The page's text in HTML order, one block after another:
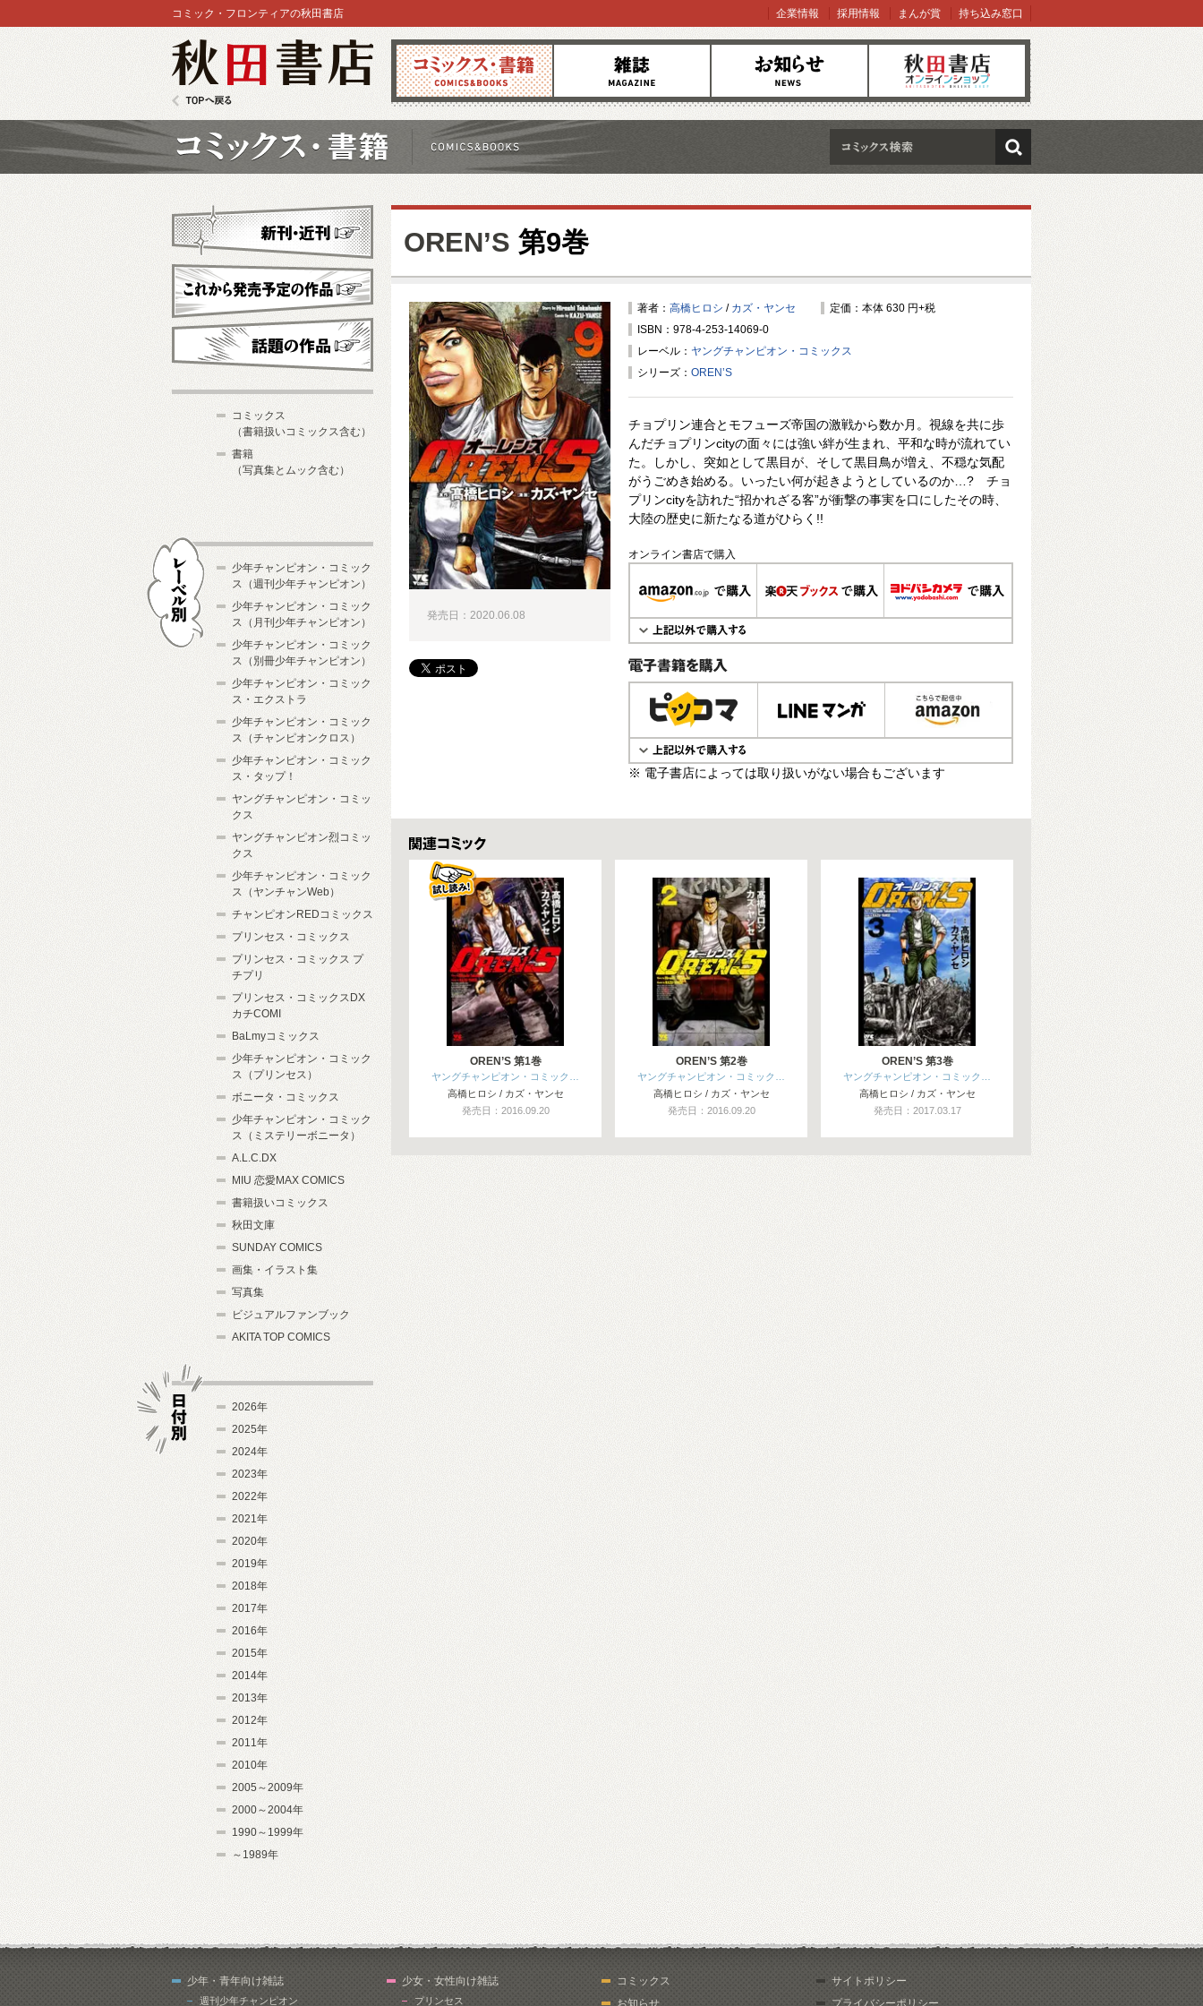
コミックス 雑誌 お知らせ オンラインショップ
コミック・フロンティアの秋田書店 企業情報 採用情報 まんが賞 持ち込み窓口
検索
OREN’S 第9巻
著者： 高橋ヒロシ / カズ・ヤンセ
定価：本体 630 円+税
ISBN：978-4-253-14069-0
レーベル： ヤングチャンピオン・コミックス
シリーズ： OREN’S
チョプリン連合とモフューズ帝国の激戦から数か月。視線を共に歩
んだチョプリンcityの面々には強い絆が生まれ、平和な時が流れてい
た。しかし、突如として黒目が、そして黒目鳥が増え、不穏な気配
がうごめき始める。いったい何が起きようとしているのか…? チョ
プリンcityを訪れた“招かれざる客”が衝撃の事実を口にしたその時、
大陸の歴史に新たなる道がひらく!!
オンライン書店で購入
電子書籍で購入
※ 電子書店によっては取り扱いがない場合もございます
発売日：2020.06.08
関連コミックス
OREN’S 第1巻
ヤングチャンピオン・コミック…
高橋ヒロシ / カズ・ヤンセ
発売日：2016.09.20
OREN’S 第2巻
ヤングチャンピオン・コミック…
高橋ヒロシ / カズ・ヤンセ
発売日：2016.09.20
OREN’S 第3巻
ヤングチャンピオン・コミック…
高橋ヒロシ / カズ・ヤンセ
発売日：2017.03.17
新刊・近刊
これから発売予定
コミックス
（書籍扱いコミックス含む）
書籍
（写真集とムック含む）
少年チャンピオン・コミック
ス（週刊少年チャンピオン）
少年チャンピオン・コミック
ス（月刊少年チャンピオン）
少年チャンピオン・コミック
ス（別冊少年チャンピオン）
少年チャンピオン・コミック
ス・エクストラ
少年チャンピオン・コミック
ス（チャンピオンクロス）
少年チャンピオン・コミック
ス・タップ！
ヤングチャンピオン・コミッ
クス
ヤングチャンピオン烈コミッ
クス
少年チャンピオン・コミック
ス（ヤンチャンWeb）
チャンピオンREDコミックス
プリンセス・コミックス
プリンセス・コミックス プ
チプリ
プリンセス・コミックスDX
カチCOMI
BaLmyコミックス
少年チャンピオン・コミック
ス（プリンセス）
ボニータ・コミックス
少年チャンピオン・コミック
ス（ミステリーボニータ）
A.L.C.DX
MIU 恋愛MAX COMICS
書籍扱いコミックス
秋田文庫
SUNDAY COMICS
画集・イラスト集
写真集
ビジュアルファンブック
AKITA TOP COMICS
2026年
2025年
2024年
2023年
2022年
2021年
2020年
2019年
2018年
2017年
2016年
2015年
2014年
2013年
2012年
2011年
2010年
2005～2009年
2000～2004年
1990～1999年
～1989年
少年・青年向け雑誌
週刊少年チャンピオン
少女・女性向け雑誌
プリンセス
コミックス
お知らせ
サイトポリシー
プライバシーポリシー